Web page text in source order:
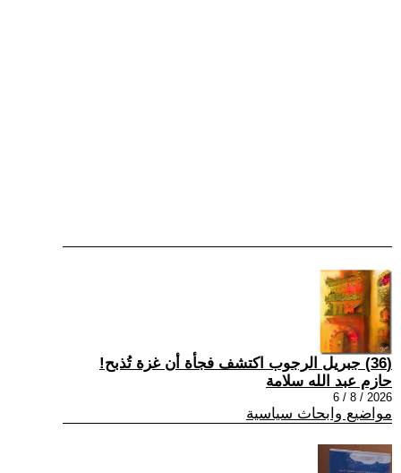
(36) جبريل الرجوب اكتشف فجأة أن غزة تُذبح!
حازم عبد الله سلامة
2026 / 8 / 6
مواضيع وابحاث سياسية